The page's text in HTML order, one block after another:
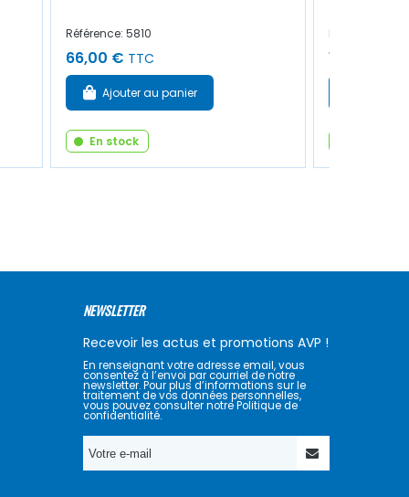
Référence: 5810
66,00 € TTC
Ajouter au panier
En stock
Référence:
1,00 €
NEWSLETTER
Recevoir les actus et promotions AVP !
En renseignant votre adresse email, vous
consentez à l’envoi par courriel de notre
newsletter. Pour plus d’informations sur le
traitement de vos données personnelles,
vous pouvez consulter notre Politique de
confidentialité.